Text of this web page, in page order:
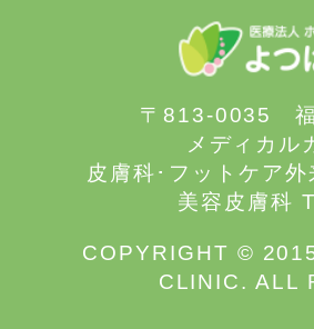
〒813-0035
メディカル
皮膚科･フットケ
美容皮膚科
COPYRIGHT ©
CLINIC. ALL